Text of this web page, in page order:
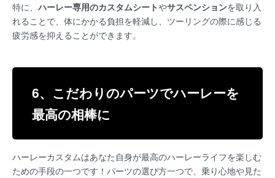
特に、 ハーレー専用のカスタムシートやサスペンションを取り入
れることで、体にかかる負担を軽減し、ツーリングの際に感じる
疲労感を抑えることができます。
6、こだわりのパーツでハーレーを
最高の相棒に
ハーレーカスタムはあなた自身が最高のハーレーライフを楽しむ
ための手段の一つです！パーツの選び方一つで、乗り心地や見た